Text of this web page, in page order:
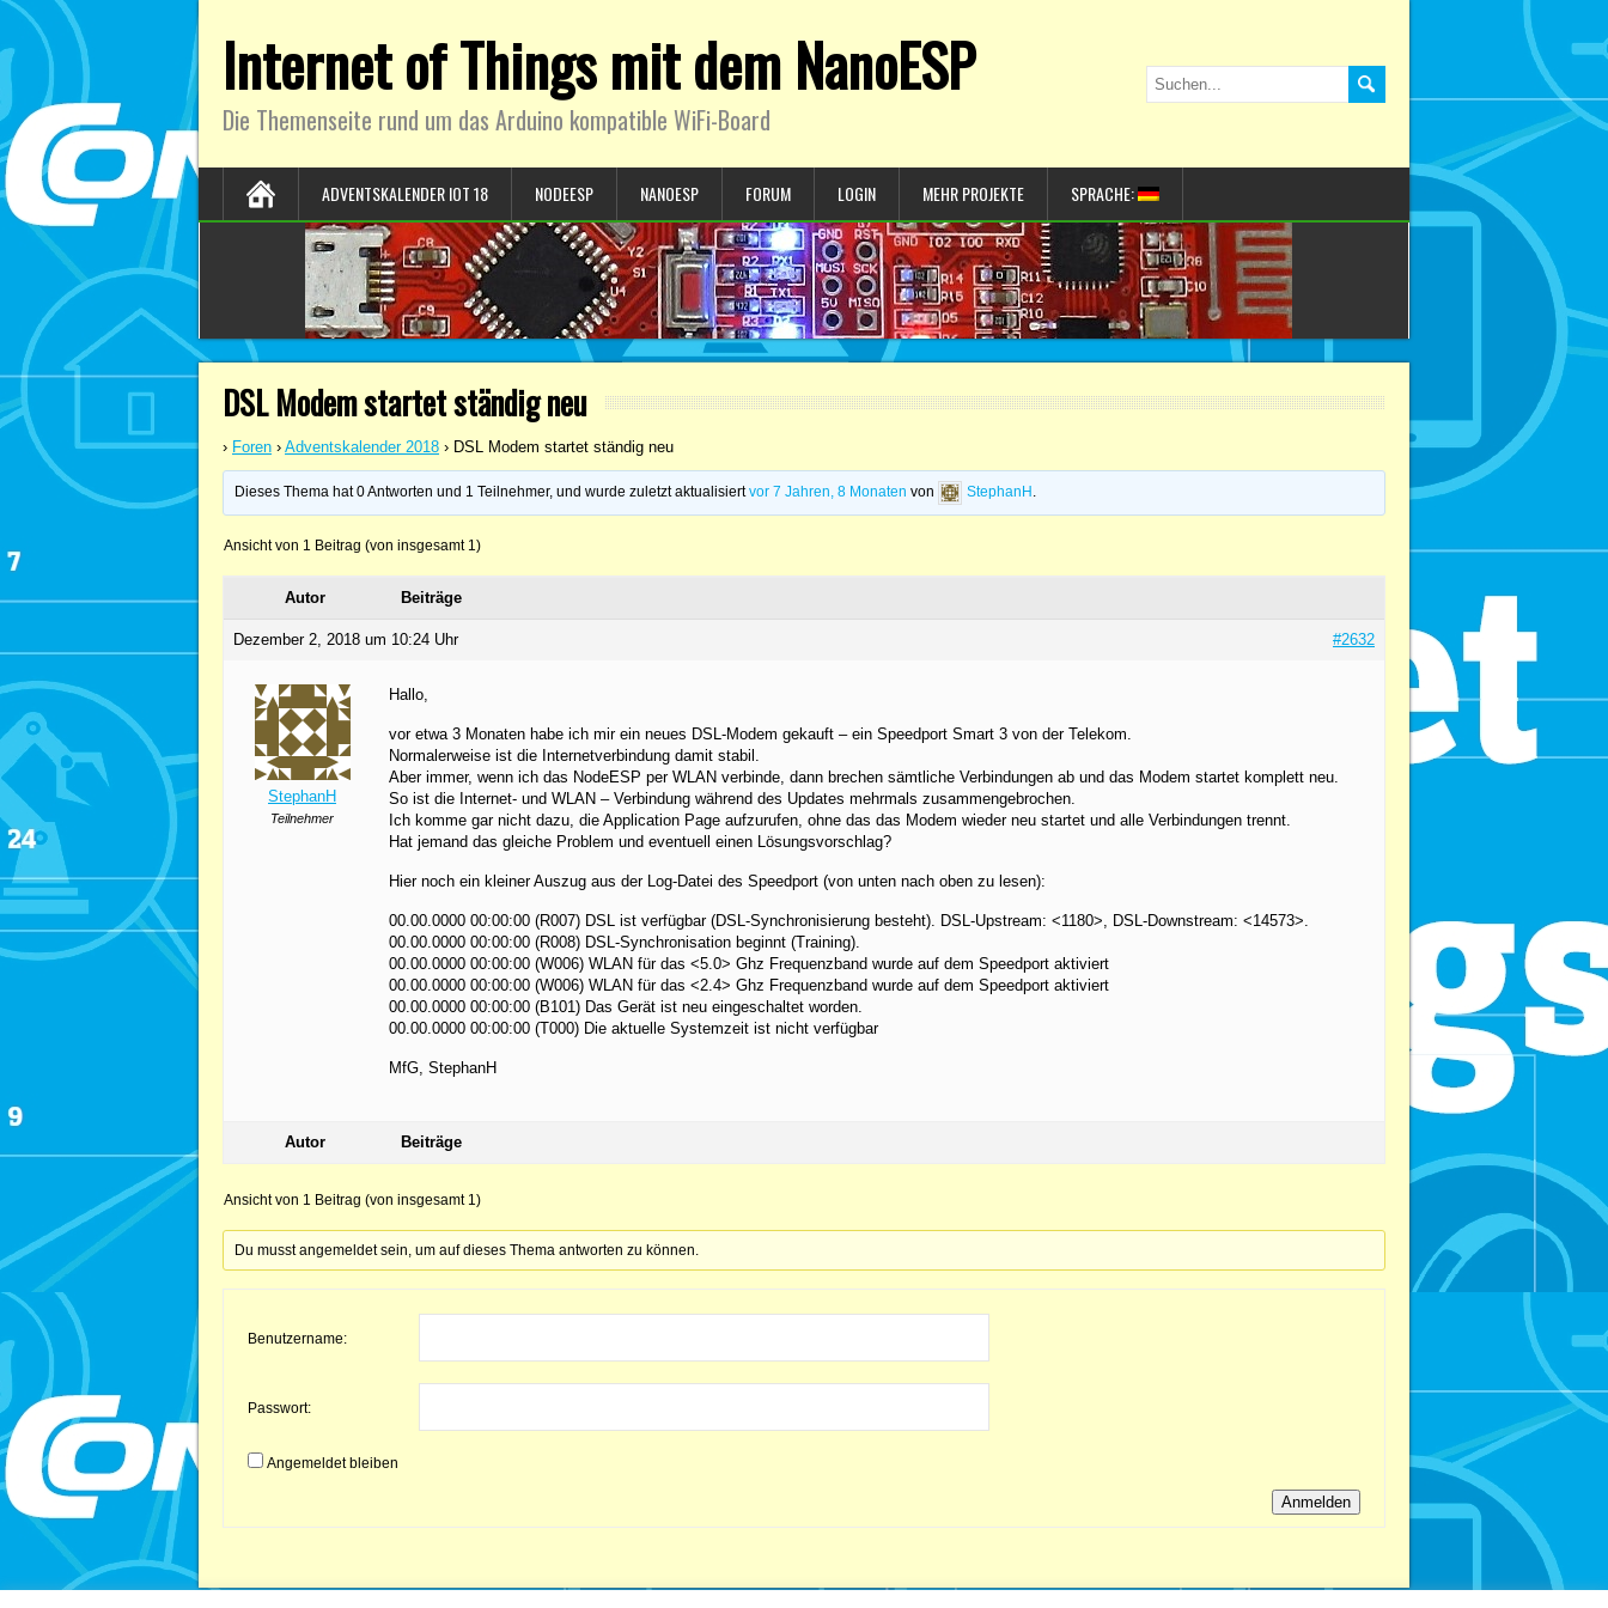
Internet of Things mit dem NanoESP
Die Themenseite rund um das Arduino kompatible WiFi-Board
ADVENTSKALENDER IOT 18 NODEESP NANOESP FORUM LOGIN MEHR PROJEKTE SPRACHE:
DSL Modem startet ständig neu
› Foren › Adventskalender 2018 › DSL Modem startet ständig neu
Dieses Thema hat 0 Antworten und 1 Teilnehmer, und wurde zuletzt aktualisiertvor 7 Jahren, 8 Monaten von StephanH .
Ansicht von 1 Beitrag (von insgesamt 1)
Autor Beiträge
Dezember 2, 2018 um 10:24 Uhr #2632
StephanH
Teilnehmer
Hallo,
vor etwa 3 Monaten habe ich mir ein neues DSL-Modem gekauft – ein Speedport Smart 3 von der Telekom.
Normalerweise ist die Internetverbindung damit stabil.
Aber immer, wenn ich das NodeESP per WLAN verbinde, dann brechen sämtliche Verbindungen ab und das Modem startet komplett neu.
So ist die Internet- und WLAN – Verbindung während des Updates mehrmals zusammengebrochen.
Ich komme gar nicht dazu, die Application Page aufzurufen, ohne das das Modem wieder neu startet und alle Verbindungen trennt.
Hat jemand das gleiche Problem und eventuell einen Lösungsvorschlag?
Hier noch ein kleiner Auszug aus der Log-Datei des Speedport (von unten nach oben zu lesen):
00.00.0000 00:00:00 (R007) DSL ist verfügbar (DSL-Synchronisierung besteht). DSL-Upstream: <1180>, DSL-Downstream: <14573>.
00.00.0000 00:00:00 (R008) DSL-Synchronisation beginnt (Training).
00.00.0000 00:00:00 (W006) WLAN für das <5.0> Ghz Frequenzband wurde auf dem Speedport aktiviert
00.00.0000 00:00:00 (W006) WLAN für das <2.4> Ghz Frequenzband wurde auf dem Speedport aktiviert
00.00.0000 00:00:00 (B101) Das Gerät ist neu eingeschaltet worden.
00.00.0000 00:00:00 (T000) Die aktuelle Systemzeit ist nicht verfügbar
MfG, StephanH
Autor Beiträge
Ansicht von 1 Beitrag (von insgesamt 1)
Du musst angemeldet sein, um auf dieses Thema antworten zu können.
Benutzername:
Passwort:
Angemeldet bleiben
Anmelden